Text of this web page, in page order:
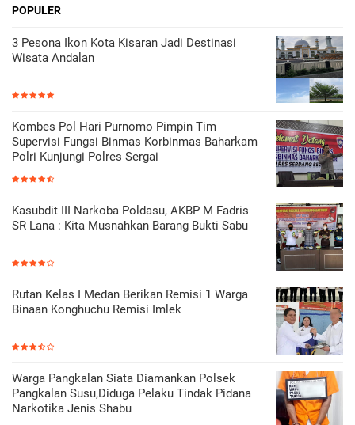
POPULER
3 Pesona Ikon Kota Kisaran Jadi Destinasi
Wisata Andalan
Kombes Pol Hari Purnomo Pimpin Tim
Supervisi Fungsi Binmas Korbinmas Baharkam
Polri Kunjungi Polres Sergai
Kasubdit III Narkoba Poldasu, AKBP M Fadris
SR Lana : Kita Musnahkan Barang Bukti Sabu
Rutan Kelas I Medan Berikan Remisi 1 Warga
Binaan Konghuchu Remisi Imlek
Warga Pangkalan Siata Diamankan Polsek
Pangkalan Susu,Diduga Pelaku Tindak Pidana
Narkotika Jenis Shabu